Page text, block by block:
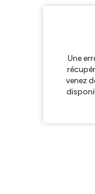
Une
venez